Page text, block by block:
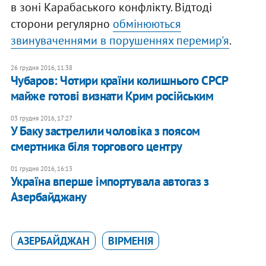
в зоні Карабаського конфлікту. Відтоді
сторони регулярно обмінюються
звинуваченнями в порушеннях перемир'я.
26 грудня 2016, 11:38
Чубаров: Чотири країни колишнього СРСР
майже готові визнати Крим російським
03 грудня 2016, 17:27
У Баку застрелили чоловіка з поясом
смертника біля торгового центру
01 грудня 2016, 16:13
Україна вперше імпортувала автогаз з
Азербайджану
АЗЕРБАЙДЖАН ВІРМЕНІЯ